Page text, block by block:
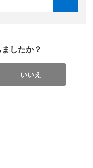
したか？
いいえ